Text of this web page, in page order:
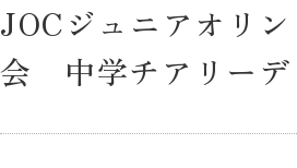
JOCジュニアオリ
会 中学チアリー